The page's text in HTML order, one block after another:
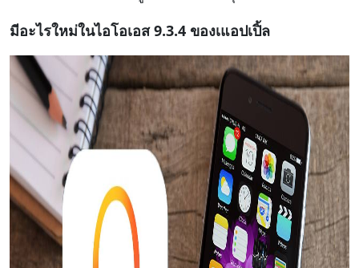
มีอะไรใหม่ในไอโอเอส 9.3.4 ของเแอปเปิ้ล